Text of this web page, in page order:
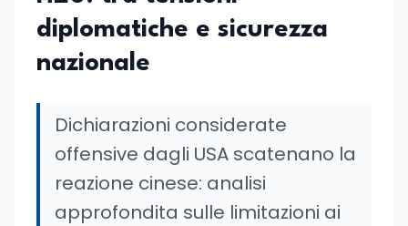
diplomatiche e sicurezza
nazionale
Dichiarazioni considerate
offensive dagli USA scatenano la
reazione cinese: analisi
approfondita sulle limitazioni ai